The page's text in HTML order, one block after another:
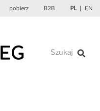
pobierz B2B PL EN